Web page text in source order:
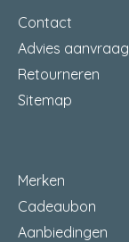
Contact
Advies aanvraag
Retourneren
Sitemap
Merken
Cadeaubon
Aanbiedingen